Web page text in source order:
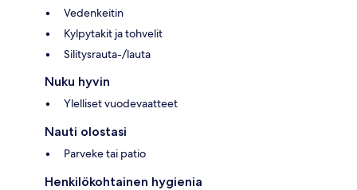
Vedenkeitin
Kylpytakit ja tohvelit
Silitysrauta-/lauta
Nuku hyvin
Ylelliset vuodevaatteet
Nauti olostasi
Parveke tai patio
Henkilökohtainen hygienia